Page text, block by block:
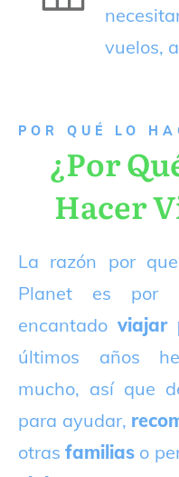
vuelos,
P OR QUÉ LO
¿Por
Hacer
La razón por
Planet es por
encantado viajar
últimos años
mucho, así que
para ayudar,
otrasfamilias o